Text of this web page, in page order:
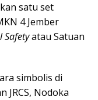
satu set
4 Jember
Safetyatau Satuan
simbolis di
JRCS, Nodoka